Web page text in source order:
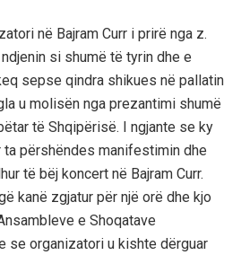
në Bajram Curr i prirë nga z.
si shumë të tyrin dhe e
sepse qindra shikues në pallatin
u molisën nga prezantimi shumë
të Shqipërisë. I ngjante se ky
ta përshëndes manifestimin dhe
të bëj koncert në Bajram Curr.
kanë zgjatur për një orë dhe kjo
e Shoqatave
se organizatori u kishte dërguar